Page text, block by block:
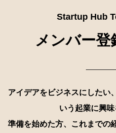
Startup Hub
メンバー登
アイデアをビジネスにしたい
いう起業に興
準備を始めた方、これまでの